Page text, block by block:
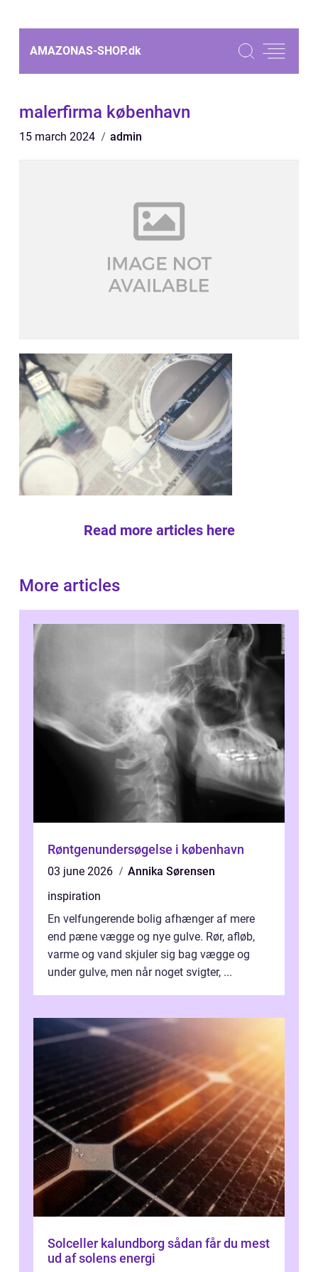
AMAZONAS-SHOP.dk
malerfirma københavn
15 march 2024 admin
Read more articles here
More articles
Røntgenundersøgelse i københavn
03 june 2026
Annika Sørensen
inspiration
En velfungerende bolig afhænger af mere
end pæne vægge og nye gulve. Rør, afløb,
varme og vand skjuler sig bag vægge og
under gulve, men når noget svigter, ...
Solceller kalundborg sådan får du mest
ud af solens energi